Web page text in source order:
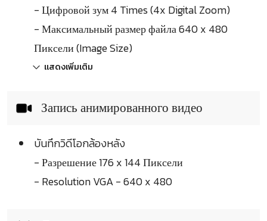
- Цифровой зум 4 Times (4x Digital Zoom)
- Максимальный размер файла 640 x 480
Пиксели (Image Size)
แสดงเพิ่มเติม
Запись анимированного видео
บันทึกวิดีโอกล้องหลัง
- Разрешение 176 x 144 Пиксели
- Resolution VGA - 640 x 480